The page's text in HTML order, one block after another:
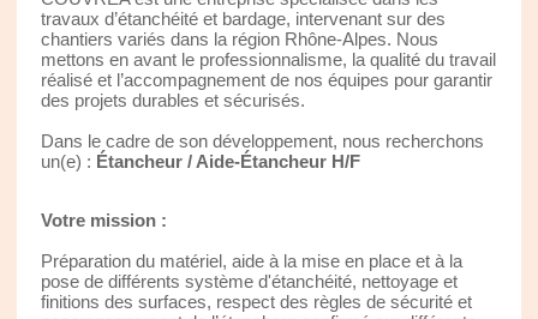
travaux d’étanchéité et bardage, intervenant sur des
chantiers variés dans la région Rhône-Alpes. Nous
mettons en avant le professionnalisme, la qualité du travail
réalisé et l’accompagnement de nos équipes pour garantir
des projets durables et sécurisés.
Dans le cadre de son développement, nous recherchons
un(e) : Étancheur / Aide-Étancheur H/F
Votre mission :
Préparation du matériel, aide à la mise en place et à la
pose de différents système d'étanchéité, nettoyage et
finitions des surfaces, respect des règles de sécurité et